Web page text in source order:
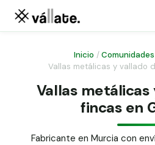
Malla ganadera
Malla simple torsión
Puerta abatible dos hojas
Puerta acceso peatonal
Inicio /Comunidades
Vallas metálicas y vallado
Vallas metálicas
fincas en
Fabricante en Murcia con